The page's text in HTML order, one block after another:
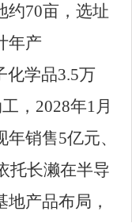
约70亩，选址
年产
化学品3.5万
， 2028年1月
年销售5亿元、
托长濑在半导
产品布局，